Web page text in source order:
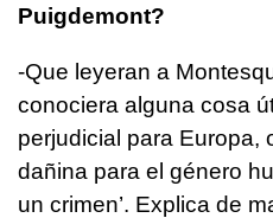
Puigdemont?
-Que leyeran a
conociera alguna cosa
perjudicial para Europa,
dañina para el género
un crimen’. Explica de